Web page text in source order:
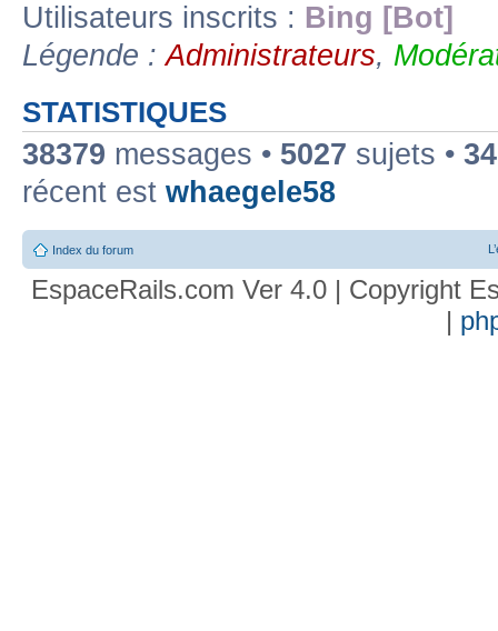
Utilisateurs inscrits : Bing [Bot]
Légende :Administrateurs,
STATISTIQUES
38379 messages • 5027 sujets •
récent est whaegele58
Index du forum
EspaceRails.com Ver 4.0 | Copyright
|